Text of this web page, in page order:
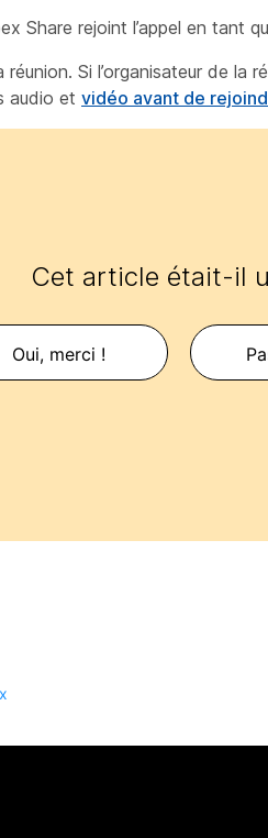
rejoint l’appel en tant
Si l’organisateur de la
audio et vidéo avant de
Cet article était-il
Oui, merci !